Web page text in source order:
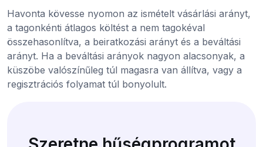
Havonta kövesse nyomon az ismételt vásárlási arányt,
a tagonkénti átlagos költést a nem tagokéval
összehasonlítva, a beiratkozási arányt és a beváltási
arányt. Ha a beváltási arányok nagyon alacsonyak, a
küszöbe valószínűleg túl magasra van állítva, vagy a
regisztrációs folyamat túl bonyolult.